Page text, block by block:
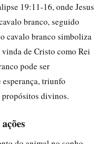
19:11-16, onde Jesus
branco, seguido
cavalo branco simboliza
de Cristo como Rei
pode ser
triunfo
divinos.